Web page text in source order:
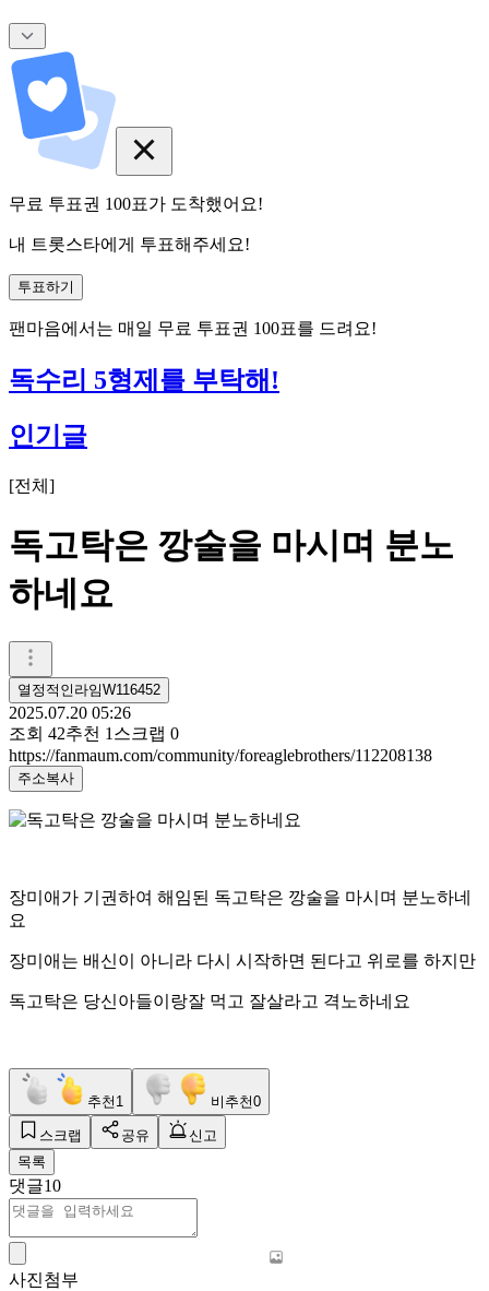
무료 투표권 100표가 도착했어요!
내 트롯스타에게 투표해주세요!
투표하기
팬마음에서는 매일 무료 투표권 100표를 드려요!
독수리 5형제를 부탁해!
인기글
[전체 ]
독고탁은 깡술을 마시며 분노
하네요
열정적인라임W116452
2025.07.20 05:26
조회 42추천 1 스크랩 0
https://fanmaum.com/community/foreaglebrothers/112208138
주소복사
장미애가 기권하여 해임된 독고탁은 깡술을 마시며 분노하네
요
장미애는 배신이 아니라 다시 시작하면 된다고 위로를 하지만
독고탁은 당신아들이랑잘 먹고 잘살라고 격노하네요
추천 1 비추천0
스크랩 공유
신고
목록
댓글10
사진첨부